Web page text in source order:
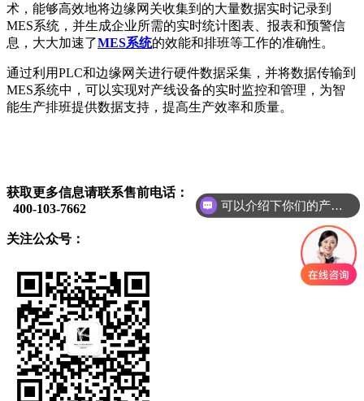
术，能够高效地将边缘网关收集到的大量数据实时记录到
MES系统，并生成企业所需的实时统计图表、报表和预警信
息，大大加速了MES系统的效能和排班等工作的准确性。
通过利用PLC和边缘网关进行硬件数据采集，并将数据传输到
MES系统中，可以实现对产线设备的实时监控和管理，为智
能生产排班提供数据支持，提高生产效率和质量。
获取更多信息请联系售前电话：
400-103-7662
关注公众号：
可以介绍下你们的产品么